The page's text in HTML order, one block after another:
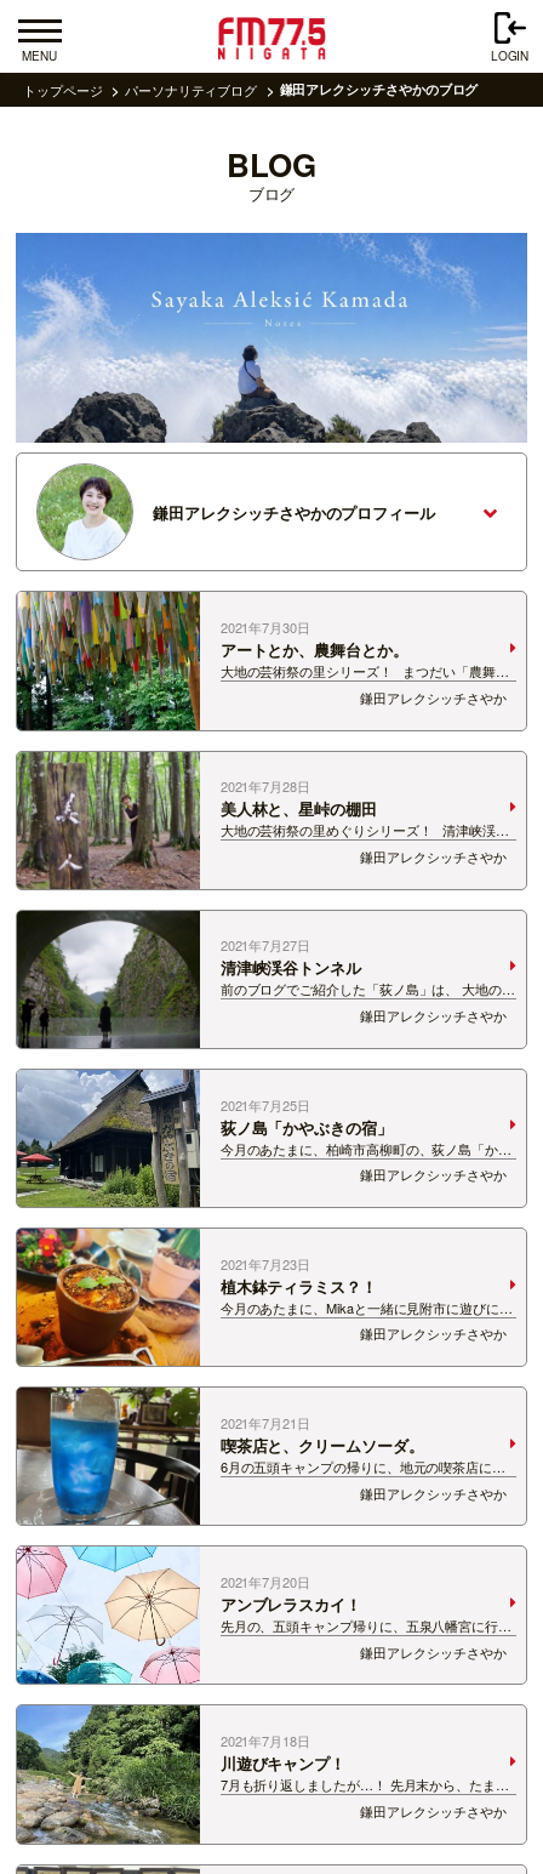
MENU LOGIN
トップページ パーソナリティブログ 鎌田アレクシッチさやかのブログ
BLOG
ブログ
鎌田アレクシッチさやかのプロフィール
2021年7月30日
アートとか、農舞台とか。
大地の芸術祭の里シリーズ！ まつだい「農舞
台」周辺もお散歩しました。 かわいくて好きな
作品。 「リバース・シティ」 色とりどりのえん
ぴつに、世界の国・地域の名前が書いてありま
す。 …
鎌田アレクシッチさやか
2021年7月28日
美人林と、星峠の棚田
大地の芸術祭の里めぐりシリーズ！ 清津峡渓谷
からの帰りは、美人林へ！ ブナ林の中の森林
浴、とても気持ちがよかったです。 空気がおいし
い。。。 パラパラと雨もふっていましたが、
ブ…
鎌田アレクシッチさやか
2021年7月27日
清津峡渓谷トンネル
前のブログでご紹介した「荻ノ島」は、 大地の芸
術祭の里へも好アクセス！ ２泊3日のなかびは、
大地の芸術祭の里めぐりをしてきました。 何度
でも行きたくなる、清津峡渓谷トンネル。 パノラ
マステーションからの景色…
鎌田アレクシッチさやか
2021年7月25日
荻ノ島「かやぶきの宿」
今月のあたまに、柏崎市高柳町の、荻ノ島「かや
ぶきの宿」に泊まってきました。 ２泊3日。 少
し早めの夏休み気分！ 一棟貸切タイプなので、
家族やお友達同士の旅行におすすめです。 荻
ノ…
鎌田アレクシッチさやか
2021年7月23日
植木鉢ティラミス？！
今月のあたまに、Mikaと一緒に見附市に遊びにっ
てきました〜！ お目当てはこちら！！！ 植木
鉢？！ いいえ、ティラミスです。笑 みつけイン
グリッシュガーデンにあるカフェ、 「MEG
CAFE …
鎌田アレクシッチさやか
2021年7月21日
喫茶店と、クリームソーダ。
6月の五頭キャンプの帰りに、地元の喫茶店にお
邪魔しました。 「愛着珈琲出湯喫茶室」！ 新潟
市の古町にあった喫茶店のオーナーさんが2018年
にオープンしたお店だそうです。 アンティークな
家具たちに囲まれて、 …
鎌田アレクシッチさやか
2021年7月20日
アンブレラスカイ！
先月の、五頭キャンプ帰りに、五泉八幡宮に行っ
てきました！ 今ではすっかり梅雨もあけました
が… お目当てはこちら！ アンブレラスカ
イ！！！ 色とりどりのビニール傘がかわい
い。。。 …
鎌田アレクシッチさやか
2021年7月18日
川遊びキャンプ！
7月も折り返しましたが…！ 先月末から、たまっ
ていたブログをあげていきます。笑 6月の最終
週、梅雨の晴れ間にキャンプにいってきました！
川あそびー！！！ 五頭山麓いこいの森にて。
…
鎌田アレクシッチさやか